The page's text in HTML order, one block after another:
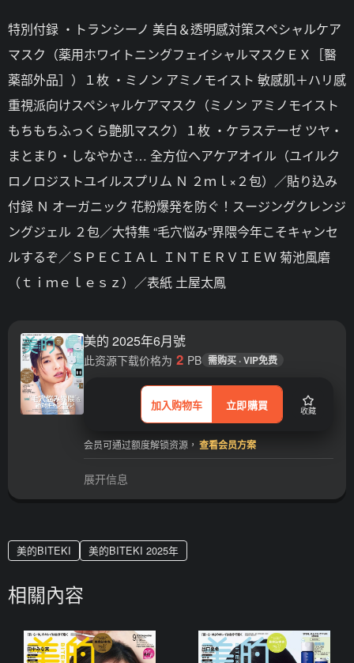
特別付録 ・トランシーノ 美白＆透明感対策スペシャルケア
マスク（薬用ホワイトニングフェイシャルマスクＥＸ［醫
薬部外品］）１枚 ・ミノン アミノモイスト 敏感肌＋ハリ感
重視派向けスペシャルケアマスク（ミノン アミノモイスト
もちもちふっくら艶肌マスク）１枚 ・ケラステーゼ ツヤ・
まとまり・しなやかさ… 全方位ヘアケアオイル（ユイルク
ロノロジストユイルスプリム Ｎ ２ｍｌ×２包）／貼り込み
付録 Ｎ オーガニック 花粉爆発を防ぐ！スージングクレンジ
ングジェル ２包／大特集 “毛穴悩み”界隈今年こそキャンセ
ルするぞ／ＳＰＥＣＩＡＬ ＩＮＴＥＲＶＩＥＷ 菊池風磨
（ｔｉｍｅｌｅｓｚ）／表紙 土屋太鳳
美的 2025年6月號
加入购物车 立即購買 收藏
此资源下载价格为 2 PB 需购买 · VIP免费
会员可通过额度解锁资源， 查看会员方案
展开信息
美的BITEKI 美的BITEKI 2025年
相關內容